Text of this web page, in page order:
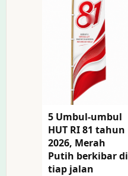
5 Umbul-umbul
HUT RI 81 tahun
2026, Merah
Putih berkibar di
tiap jalan